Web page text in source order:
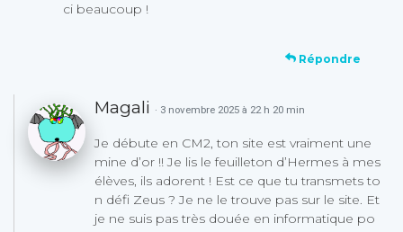
ci beaucoup !
Répondre
Magali · 3 novembre 2025 à 22 h 20 min
Je débute en CM2, ton site est vraiment une
mine d’or !! Je lis le feuilleton d’Hermes à mes
élèves, ils adorent ! Est ce que tu transmets to
n défi Zeus ? Je ne le trouve pas sur le site. Et
je ne suis pas très douée en informatique po